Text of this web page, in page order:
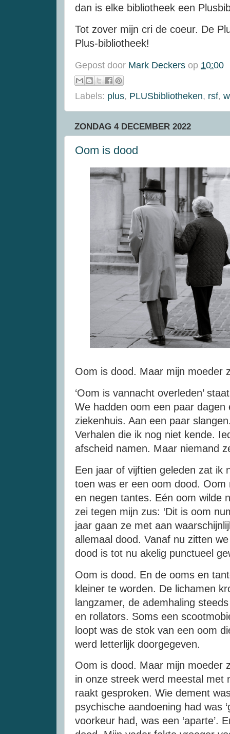
dan is elke bibliotheek een
Tot zover mijn cri de coeur. De
Plus-bibliotheek!
Gepost door Mark Deckers op 10:00
Labels: plus, PLUSbibliotheken, rsf,
ZONDAG 4 DECEMBER 2022
Oom is dood
Oom is dood. Maar mijn moeder
‘Oom is vannacht overleden’
We hadden oom een paar
ziekenhuis. Aan een paar
Verhalen die ik nog niet kende.
afscheid namen. Maar niemand
Een jaar of vijftien geleden zat ik
toen was er een oom dood.
en negen tantes. Eén oom wilde
zei tegen mijn zus: ‘Dit is oom
jaar gaan ze met aan
allemaal dood. Vanaf nu zitten
dood is tot nu akelig punctueel
Oom is dood. En de ooms en
kleiner te worden. De lichamen
langzamer, de ademhaling
en rollators. Soms een
loopt was de stok van een oom
werd letterlijk doorgegeven.
Oom is dood. Maar mijn moeder
in onze streek werd meestal met
raakt gesproken. Wie dement
psychische aandoening had was
voorkeur had, was een ‘aparte’.